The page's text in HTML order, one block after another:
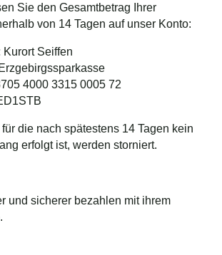
Sie den Gesamtbetrag Ihrer
von 14 Tagen auf unser Konto:
Kurort Seiffen
4000 3315 0005 72
die nach spätestens 14 Tagen kein
erfolgt ist, werden storniert.
und sicherer bezahlen mit ihrem